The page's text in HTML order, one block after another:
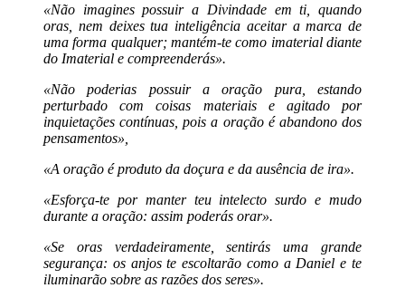
«Não imagines possuir a Divindade em ti, quando
oras, nem deixes tua inteligência aceitar a marca de
uma forma qualquer; mantém-te como imaterial diante
do Imaterial e compreenderás».
«Não poderias possuir a oração pura, estando
perturbado com coisas materiais e agitado por
inquietações contínuas, pois a oração é abandono dos
pensamentos»,
«A oração é produto da doçura e da ausência de ira».
«Esforça-te por manter teu intelecto surdo e mudo
durante a oração: assim poderás orar».
«Se oras verdadeiramente, sentirás uma grande
segurança: os anjos te escoltarão como a Daniel e te
iluminarão sobre as razões dos seres».